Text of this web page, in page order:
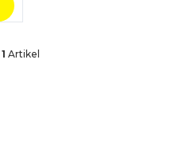
1 Artikel